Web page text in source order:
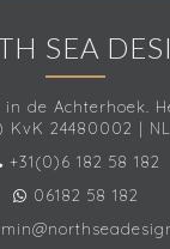
SEA
de Achterhoek.
24480002 |
+31(0)6 182 58 182
06182 58 182